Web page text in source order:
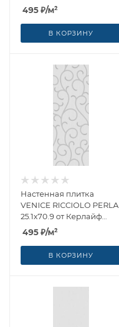
(Россия)
495 ₽/м²
В КОРЗИНУ
Настенная плитка
VENICE RICCIOLO PERLA
25.1x70.9 от Керлайф
(Россия)
495 ₽/м²
В КОРЗИНУ